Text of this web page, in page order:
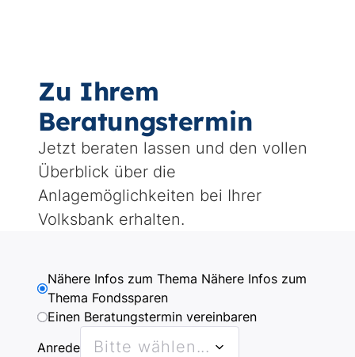
Zu Ihrem
Beratungstermin
Jetzt beraten lassen und den vollen
Überblick über die
Anlagemöglichkeiten bei Ihrer
Volksbank erhalten.
Why
are
you
contacting
Nähere Infos zum Thema Nähere Infos zum
Thema Fondssparen
Einen Beratungstermin vereinbaren
Anrede
Bitte wählen...